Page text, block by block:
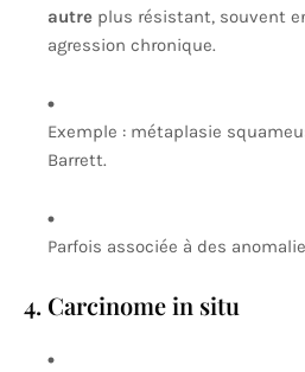
autre plus résistant, souvent
agression chronique.
Exemple : métaplasie
Barrett.
Parfois associée à des
4. Carcinome in situ